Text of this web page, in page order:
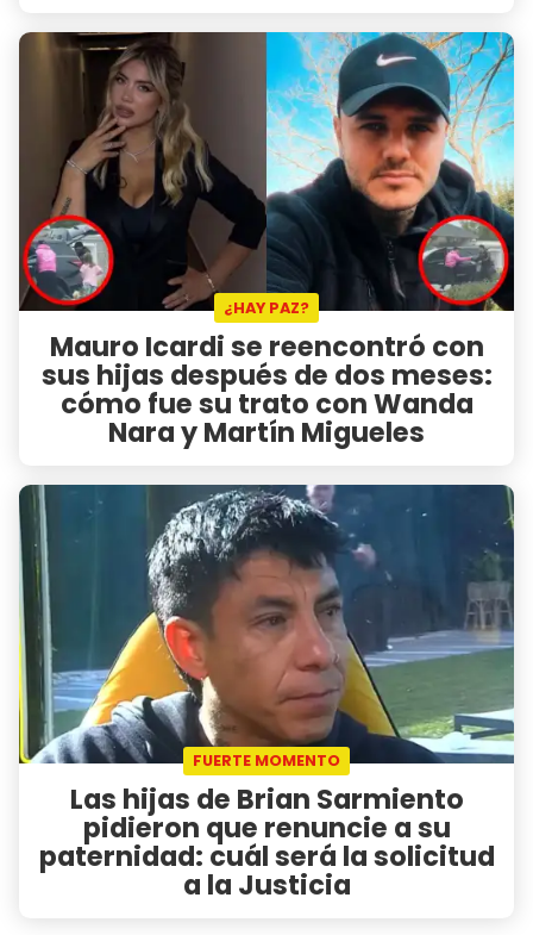
¿HAY PAZ?
Mauro Icardi se reencontró con
sus hijas después de dos meses:
cómo fue su trato con Wanda
Nara y Martín Migueles
FUERTE MOMENTO
Las hijas de Brian Sarmiento
pidieron que renuncie a su
paternidad: cuál será la solicitud
a la Justicia